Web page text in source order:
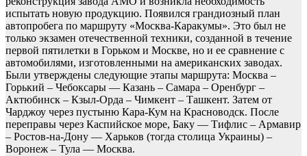
испытать новую продукцию. Появился грандиозный план
автопробега по маршруту «Москва-Каракумы». Это был не
только экзамен отечественной техники, созданной в течение
первой пятилетки в Горьком и Москве, но и ее сравнение с
автомобилями, изготовленными на американских заводах.
Были утверждены следующие этапы маршрута: Москва –
Горький – Чебоксары — Казань – Самара – Оренбург –
Актюбинск – Кзыл-Орда – Чимкент – Ташкент. Затем от
Чарджоу через пустыню Кара-Кум на Красноводск. После
переправы через Каспийское море, Баку — Тифлис – Армавир
– Ростов-на-Дону — Харьков (тогда столица Украины) –
Воронеж – Тула — Москва.